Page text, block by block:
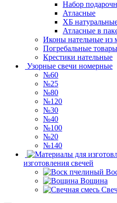
Набор
Атласные
ХБ
Атласные в
Иконы нательные из
Погребальные товары
Крестики нательные
Узорные свечи номерные
№60
№25
№80
№120
№30
№40
№100
№20
№140
изготовления свечей
Вощина